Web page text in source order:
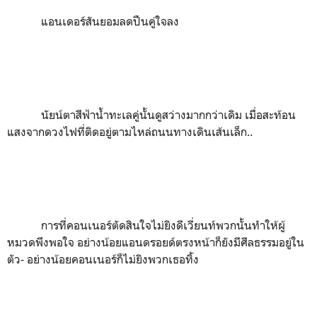
แอนเดอร์สันยอมลดปืนคู่ใจลง
นัยน์ตาสีฟ้าน้ำทะเลคู่นั้นดูสว่างมากกว่าเดิม เมื่อสะท้อน
แสงจากดวงไฟที่ติดอยู่ตามไหล่ถนนทางเดินเส้นเล็ก..
การที่คอนเนอร์ตัดสินใจไม่ยิงดีเวี่ยนท์พวกนั้นทำให้ผู้
หมวดพึงพอใจ อย่างน้อยแอนดรอยด์ตรงหน้าก็ยังมีศีลธรรมอยู่ใน
ตัว- อย่างน้อยคอนเนอร์ก็ไม่ยิงพวกเธอทิ้ง